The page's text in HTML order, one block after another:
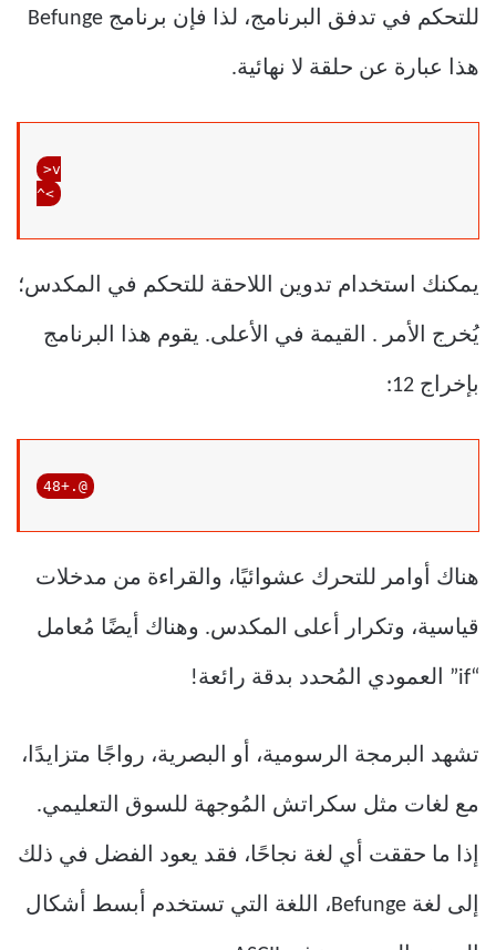
للتحكم في تدفق البرنامج، لذا فإن برنامج Befunge
هذا عبارة عن حلقة لا نهائية.
>v
يمكنك استخدام تدوين اللاحقة للتحكم في المكدس؛
يُخرج الأمر . القيمة في الأعلى. يقوم هذا البرنامج
بإخراج 12:
هناك أوامر للتحرك عشوائيًا، والقراءة من مدخلات
قياسية، وتكرار أعلى المكدس. وهناك أيضًا مُعامل
“if” العمودي المُحدد بدقة رائعة!
تشهد البرمجة الرسومية، أو البصرية، رواجًا متزايدًا،
مع لغات مثل سكراتش المُوجهة للسوق التعليمي.
إذا ما حققت أي لغة نجاحًا، فقد يعود الفضل في ذلك
إلى لغة Befunge، اللغة التي تستخدم أبسط أشكال